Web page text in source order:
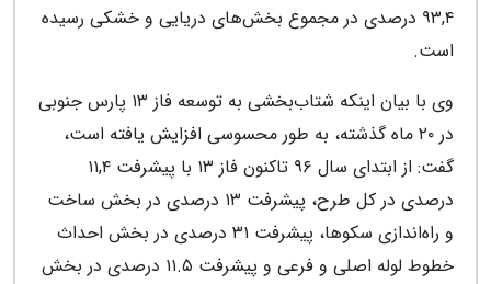
۹۳,۴ درصدی در مجموع بخش‌های دریایی و خشکی رسیده
است.
وی با بیان اینکه شتاب‌بخشی به توسعه فاز ۱۳ پارس جنوبی
در ۲۰ ماه گذشته، به طور محسوسی افزایش یافته است،
گفت: از ابتدای سال ۹۶ تاکنون فاز ۱۳ با پیشرفت ۱۱,۴
درصدی در کل طرح، پیشرفت ۱۳ درصدی در بخش ساخت
و راه‌اندازی سکوها، پیشرفت ۳۱ درصدی در بخش احداث
خطوط لوله اصلی و فرعی و پیشرفت ۱۱.۵ درصدی در بخش